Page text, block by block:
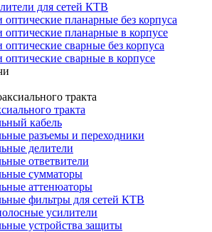
для сетей КТВ
оптические планарные без корпуса
оптические планарные в корпусе
оптические сварные без корпуса
оптические сварные в корпусе
тракта
кабель
разъемы и переходники
делители
ответвители
сумматоры
аттенюаторы
фильтры для сетей КТВ
усилители
устройства защиты